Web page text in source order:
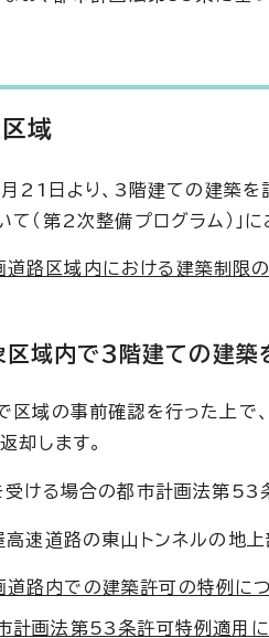
域
21日より、3階建ての建築を
て（第2次整備プログラム）」
道路区域内における建築制
区域内で3階建ての建築
区域の事前確認を行った上で
却します。
受ける場合の都市計画法第53
高速道路の東山トンネルの地
道路内での建築許可の特例に
計画法第53条許可特例適用